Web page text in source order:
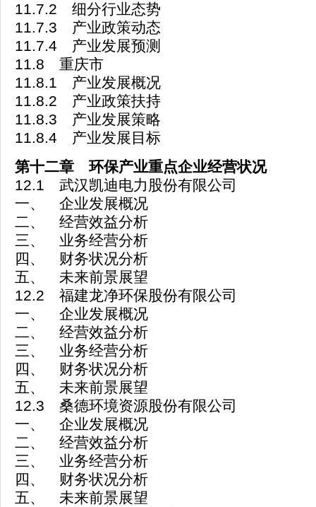
11.7.2 细分行业态势
11.7.3 产业政策动态
11.7.4 产业发展预测
11.8 重庆市
11.8.1 产业发展概况
11.8.2 产业政策扶持
11.8.3 产业发展策略
11.8.4 产业发展目标
第十二章 环保产业重点企业经营状况
12.1 武汉凯迪电力股份有限公司
一、 企业发展概况
二、 经营效益分析
三、 业务经营分析
四、 财务状况分析
五、 未来前景展望
12.2 福建龙净环保股份有限公司
一、 企业发展概况
二、 经营效益分析
三、 业务经营分析
四、 财务状况分析
五、 未来前景展望
12.3 桑德环境资源股份有限公司
一、 企业发展概况
二、 经营效益分析
三、 业务经营分析
四、 财务状况分析
五、 未来前景展望